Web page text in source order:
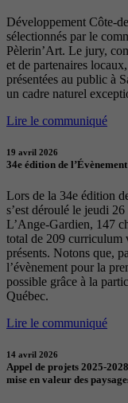
Développement Côte-
sélectionnés par le
Pèlerin’Art. Le jury,
et de partenaires
présentées au public à
un cadre naturel
Lire le communiqué
19 avril 2026
34e édition de
Lors de la 34e édition
s’est déroulé le jeudi
L’Ange-Gardien, 147
total de 209 curriculum
présents. Notons que,
l’évènement pour la
possible grâce à la
Québec.
Lire le communiqué
14 avril 2026
Appel de projets 2025-
mise en valeur des